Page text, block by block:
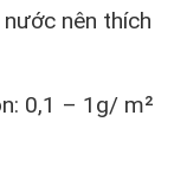
nên thích
0,1 – 1g/ m²